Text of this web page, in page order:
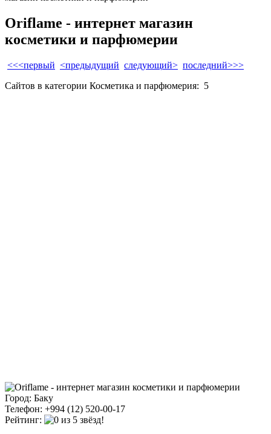
Oriflame - интернет магазин
косметики и парфюмерии
<<<первый <предыдущий следующий> последний>>>
Сайтов в категории Косметика и парфюмерия: 5
Город: Баку
Телефон: +994 (12) 520-00-17
Рейтинг: